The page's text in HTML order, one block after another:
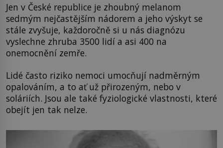
Jen v České republice je zhoubný melanom
sedmým nejčastějším nádorem a jeho výskyt se
stále zvyšuje, každoročně si u nás diagnózu
vyslechne zhruba 3500 lidí a asi 400 na
onemocnění zemře.
Lidé často riziko nemoci umocňují nadměrným
opalováním, a to ať už přirozeným, nebo v
soláriích. Jsou ale také fyziologické vlastnosti, které
obejít jen tak nelze.